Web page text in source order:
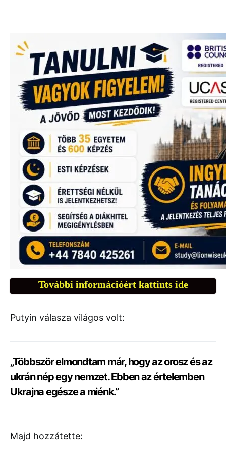
További információért kattints ide
Putyin válasza világos volt:
„Többször elmondtam már, hogy az orosz és az
ukrán nép egy nemzet. Ebben az értelemben
Ukrajna egésze a miénk.”
Majd hozzátette: